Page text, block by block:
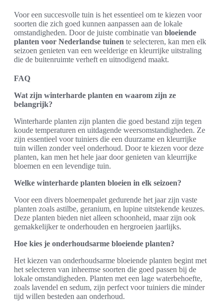
Voor een succesvolle tuin is het essentieel om te kiezen voor
soorten die zich goed kunnen aanpassen aan de lokale
omstandigheden. Door de juiste combinatie van bloeiende
planten voor Nederlandse tuinen te selecteren, kan men elk
seizoen genieten van een weelderige en kleurrijke uitstraling
die de buitenruimte verheft en uitnodigend maakt.
FAQ
Wat zijn winterharde planten en waarom zijn ze
belangrijk?
Winterharde planten zijn planten die goed bestand zijn tegen
koude temperaturen en uitdagende weersomstandigheden. Ze
zijn essentieel voor tuiniers die een duurzame en kleurrijke
tuin willen zonder veel onderhoud. Door te kiezen voor deze
planten, kan men het hele jaar door genieten van kleurrijke
bloemen en een levendige tuin.
Welke winterharde planten bloeien in elk seizoen?
Voor een divers bloemenpalet gedurende het jaar zijn vaste
planten zoals astilbe, geranium, en lupine uitstekende keuzes.
Deze planten bieden niet alleen schoonheid, maar zijn ook
gemakkelijker te onderhouden en hergroeien jaarlijks.
Hoe kies je onderhoudsarme bloeiende planten?
Het kiezen van onderhoudsarme bloeiende planten begint met
het selecteren van inheemse soorten die goed passen bij de
lokale omstandigheden. Planten met een lage waterbehoefte,
zoals lavendel en sedum, zijn perfect voor tuiniers die minder
tijd willen besteden aan onderhoud.